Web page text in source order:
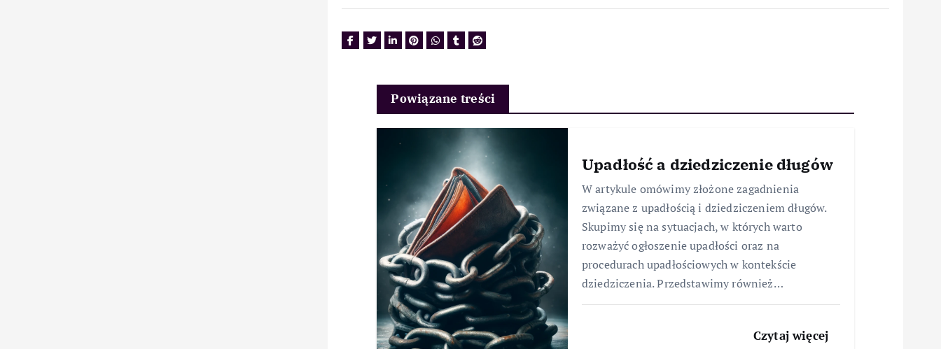
Powiązane treści
Upadłość a dziedziczenie długów
W artykule omówimy złożone zagadnienia
związane z upadłością i dziedziczeniem długów.
Skupimy się na sytuacjach, w których warto
rozważyć ogłoszenie upadłości oraz na
procedurach upadłościowych w kontekście
dziedziczenia. Przedstawimy również…
Czytaj więcej